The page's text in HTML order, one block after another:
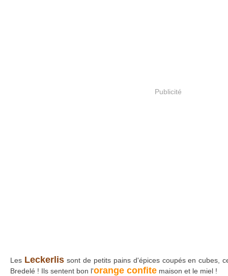
Publicité
Les Leckerlissont de petits pains d'épices coupés en cubes,
Bredelé ! Ils sentent bon l'orange confite maison et le miel !